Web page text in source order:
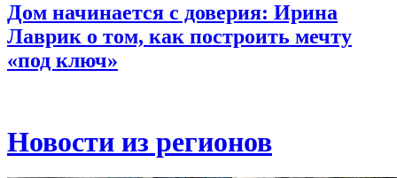
Дом начинается с доверия: Ирина
Лаврик о том, как построить мечту
«под ключ»
Новости из регионов